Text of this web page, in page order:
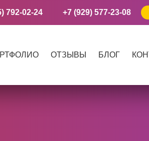
792-02-24 +7 (929) 577-23-08
ОТЗЫВЫ БЛОГ